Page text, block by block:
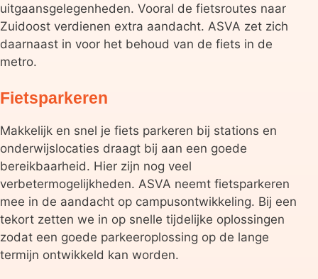
uitgaansgelegenheden. Vooral de fietsroutes naar
Zuidoost verdienen extra aandacht. ASVA zet zich
daarnaast in voor het behoud van de fiets in de
metro.
Fietsparkeren
Makkelijk en snel je fiets parkeren bij stations en
onderwijslocaties draagt bij aan een goede
bereikbaarheid. Hier zijn nog veel
verbetermogelijkheden. ASVA neemt fietsparkeren
mee in de aandacht op campusontwikkeling. Bij een
tekort zetten we in op snelle tijdelijke oplossingen
zodat een goede parkeeroplossing op de lange
termijn ontwikkeld kan worden.